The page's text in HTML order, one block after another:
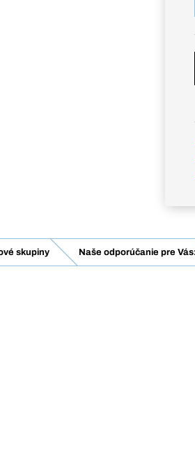
skupiny Naše odporúčanie pre